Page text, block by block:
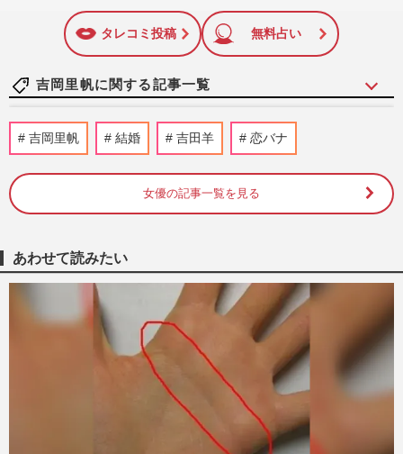
に追加
タレコミ投稿 無料占い
吉岡里帆に関する記事一覧
「テレビ離れの救世主」ダイアン津田篤宏
を焼き肉店で囲んだ赤西仁・広瀬すず・吉
週刊女性2026年6月2日号 2026/5/20
兵衛』は吉岡里帆起用で影響打破？食品・
紙製品・タバコ…2500品目…
週刊女性PRIME
《大河ドラマ『豊臣兄弟！』》トータス松
本の『おちょやん』“再来”期待、吉岡里帆
ロケ地近所の実家購入、…
週刊女性PRIME
吉岡里帆 結婚 吉田羊 恋バナ
女優の記事一覧を見る
あわせて読みたい